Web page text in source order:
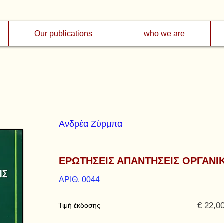
Our publications who we are
Ανδρέα Ζύρμπα
ΕΡΩΤΗΣΕΙΣ ΑΠΑΝΤΗΣΕΙΣ
ΑΡΙΘ. 0044
Τιμή έκδοσης €